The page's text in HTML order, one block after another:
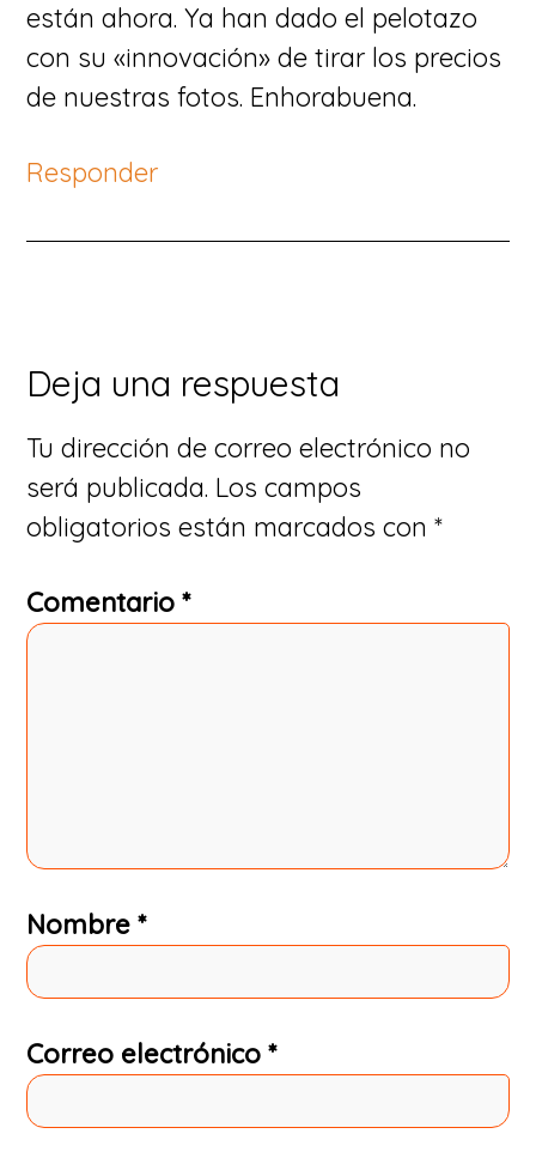
están ahora. Ya han dado el pelotazo
con su «innovación» de tirar los precios
de nuestras fotos. Enhorabuena.
Responder
Deja una respuesta
Tu dirección de correo electrónico no
será publicada. Los campos
obligatorios están marcados con*
Comentario*
Nombre*
Correo electrónico*